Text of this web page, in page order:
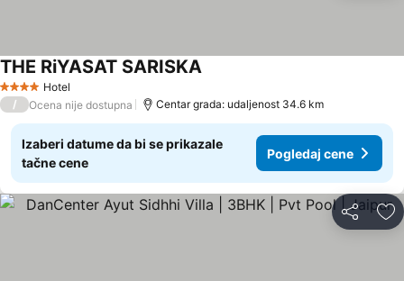
4 ZvezdiceHotel
THE RiYASAT SARISKA
/ Ocena nije dostupna Centar grada: udaljenost 34.6 km
Izaberi datume da bi se prikazale
tačne cene
Pogledaj cene
Deli